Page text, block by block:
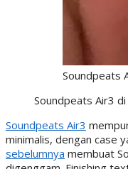
Soundpeats
Soundpeats Air3
Soundpeats Air3
minimalis, dengan case
sebelumnya membuat